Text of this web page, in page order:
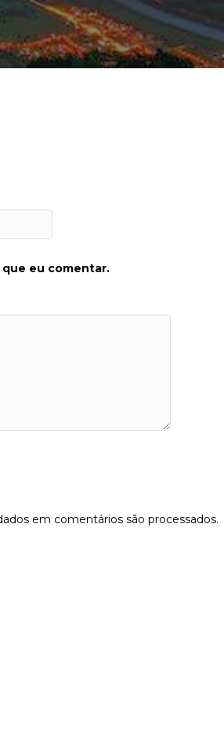
que eu comentar.
em comentários são processados.